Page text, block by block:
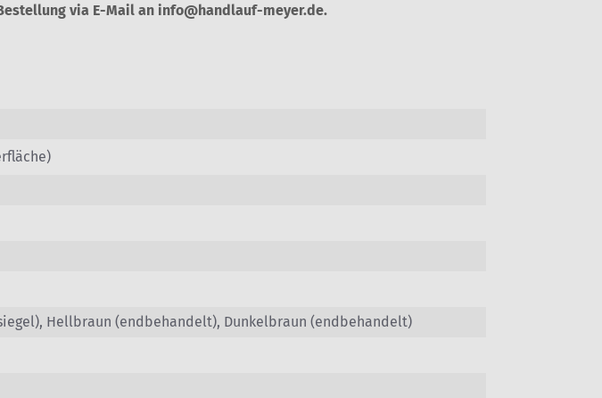
via E-Mail an info@handlauf-meyer.de.
Hellbraun (endbehandelt), Dunkelbraun (endbehandelt)